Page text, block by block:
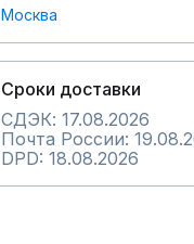
Москва
Сроки доставки
СДЭК: 17.08.2026
Почта России:
DPD: 18.08.2026